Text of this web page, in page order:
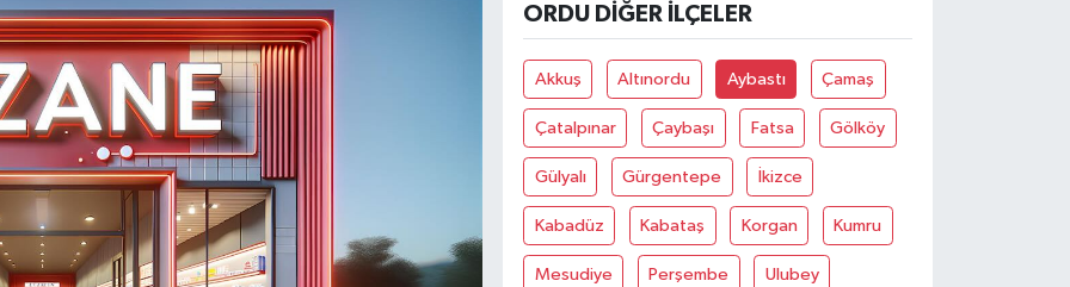
BİST100
ORDU DIĞER İLÇELER
Akkuş Altınordu Aybastı Çamaş
Çatalpınar Çaybaşı Fatsa Gölköy
Gülyalı Gürgentepe İkizce
Kabadüz Kabataş Korgan Kumru
Mesudiye Perşembe Ulubey